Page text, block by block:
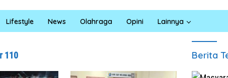
Lifestyle News Olahraga Opini Lainnya
110 Berita